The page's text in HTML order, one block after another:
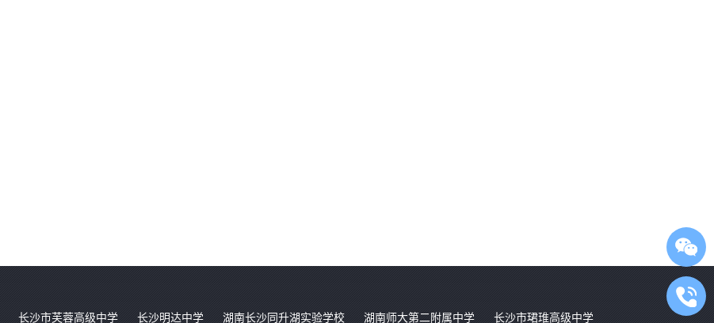
长沙市芙蓉高级中学 长沙明达中学 湖南长沙同升湖实验学校 湖南师大第二附属中学 长沙市珺琟高级中学